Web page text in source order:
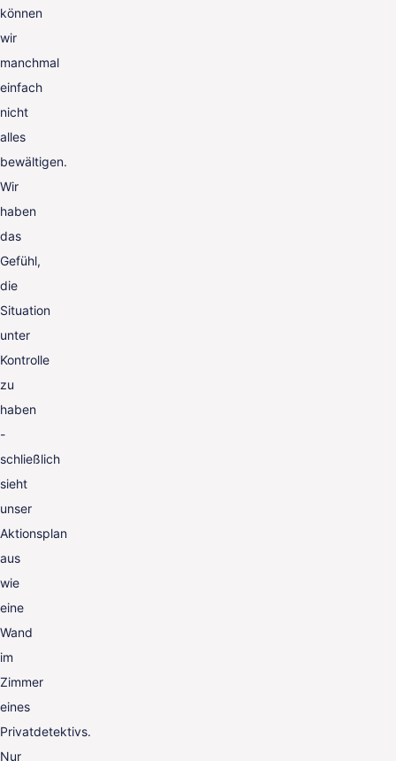
können
wir
manchmal
einfach
nicht
alles
bewältigen.
Wir
haben
das
Gefühl,
die
Situation
unter
Kontrolle
zu
haben
-
schließlich
sieht
unser
Aktionsplan
aus
wie
eine
Wand
im
Zimmer
eines
Privatdetektivs.
Nur